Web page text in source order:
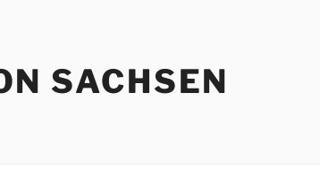
SACHSEN